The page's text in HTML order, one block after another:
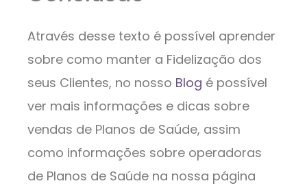
Através desse texto é possível aprender
sobre como manter a Fidelização dos
seus Clientes, no nosso Blog é possível
ver mais informações e dicas sobre
vendas de Planos de Saúde, assim
como informações sobre operadoras
de Planos de Saúde na nossa página